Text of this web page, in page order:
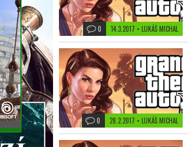
14.3.2017 • LUKÁŠ MICHAL
0
28.2.2017 • LUKÁŠ MICHAL
0